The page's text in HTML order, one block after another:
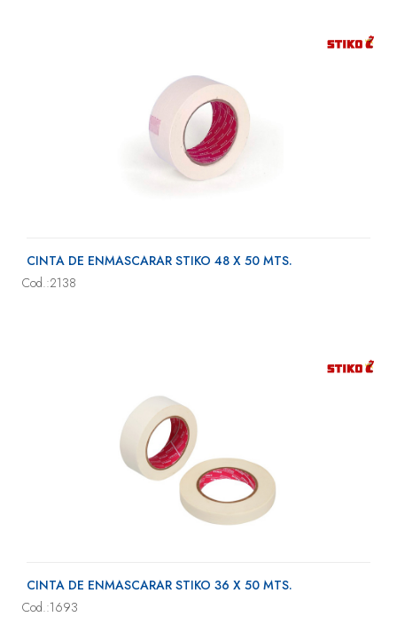
CINTA DE ENMASCARAR STIKO 48 X 50 MTS.
Cod.:2138
CINTA DE ENMASCARAR STIKO 36 X 50 MTS.
Cod.:1693